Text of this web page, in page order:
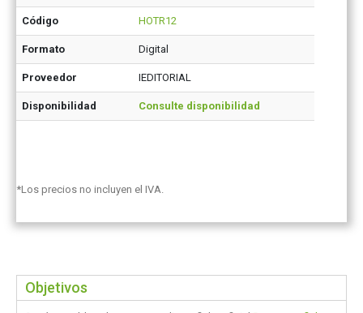
Código HOTR12
Formato Digital
Proveedor IEDITORIAL
Disponibilidad Consulte disponibilidad
*Los precios no incluyen el IVA.
Objetivos